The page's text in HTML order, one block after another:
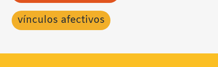
vínculos afectivos